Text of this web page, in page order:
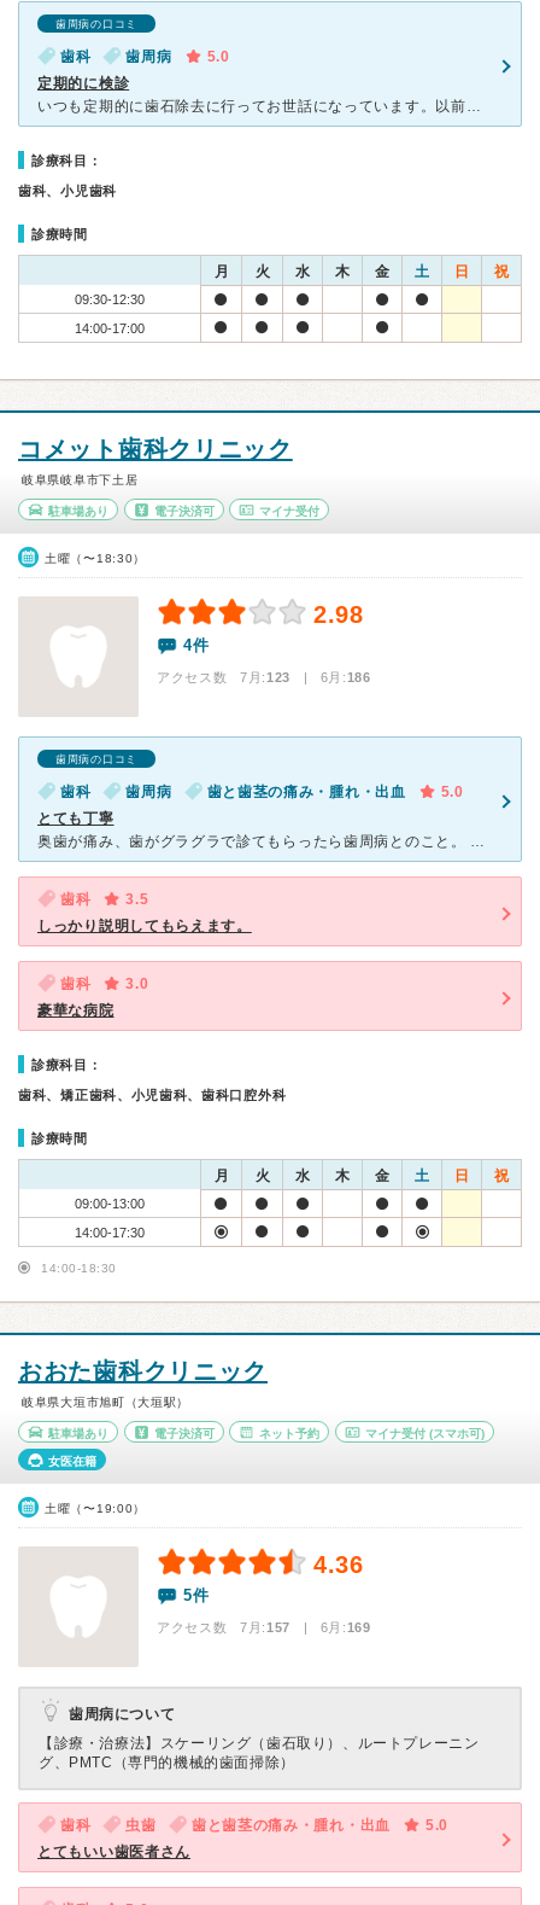
歯周病の口コミ
歯科 歯周病
5.0
定期的に検診
いつも定期的に歯石除去に行ってお世話になっています。以前にとても、歯茎が腫れてどうしようもない時に、こころよく診ていただいたのでそれからは定期的にお世話になっています。歯石除去の時に、細かく歯磨き指導
診療科目：
歯科、小児歯科
診療時間
月 火 水 木 金 土 日 祝
09:30-12:30
14:00-17:00
コメット歯科クリニック
岐阜県岐阜市下土居
駐車場あり 電子決済可 マイナ受付
土曜（〜18:30）
2.98
4件
アクセス数 7月:123 | 6月:186
歯周病の口コミ
歯科 歯周病 歯と歯茎の痛み・腫れ・出血
5.0
とても丁寧
奥歯が痛み、歯がグラグラで診てもらったら歯周病とのこと。 すぐに抜かれるかと思いきや、使えるところまで使うということでブリッジで支えてぐらつきを防止。 ぐらつきがなくなったら不思議と痛みも引いてき
歯科
3.5
しっかり説明してもらえます。
歯科
3.0
豪華な病院
診療科目：
歯科、矯正歯科、小児歯科、歯科口腔外科
診療時間
月 火 水 木 金 土 日 祝
09:00-13:00
14:00-17:30
14:00-18:30
おおた歯科クリニック
岐阜県大垣市旭町（大垣駅）
駐車場あり 電子決済可 ネット予約 マイナ受付 (スマホ可)
女医在籍
土曜（〜19:00）
4.36
5件
アクセス数 7月:157 | 6月:169
歯周病について
【診療・治療法】 スケーリング（歯石取り）、ルートプレーニン
グ、PMTC（専門的機械的歯面掃除）
歯科 虫歯 歯と歯茎の痛み・腫れ・出血
5.0
とてもいい歯医者さん